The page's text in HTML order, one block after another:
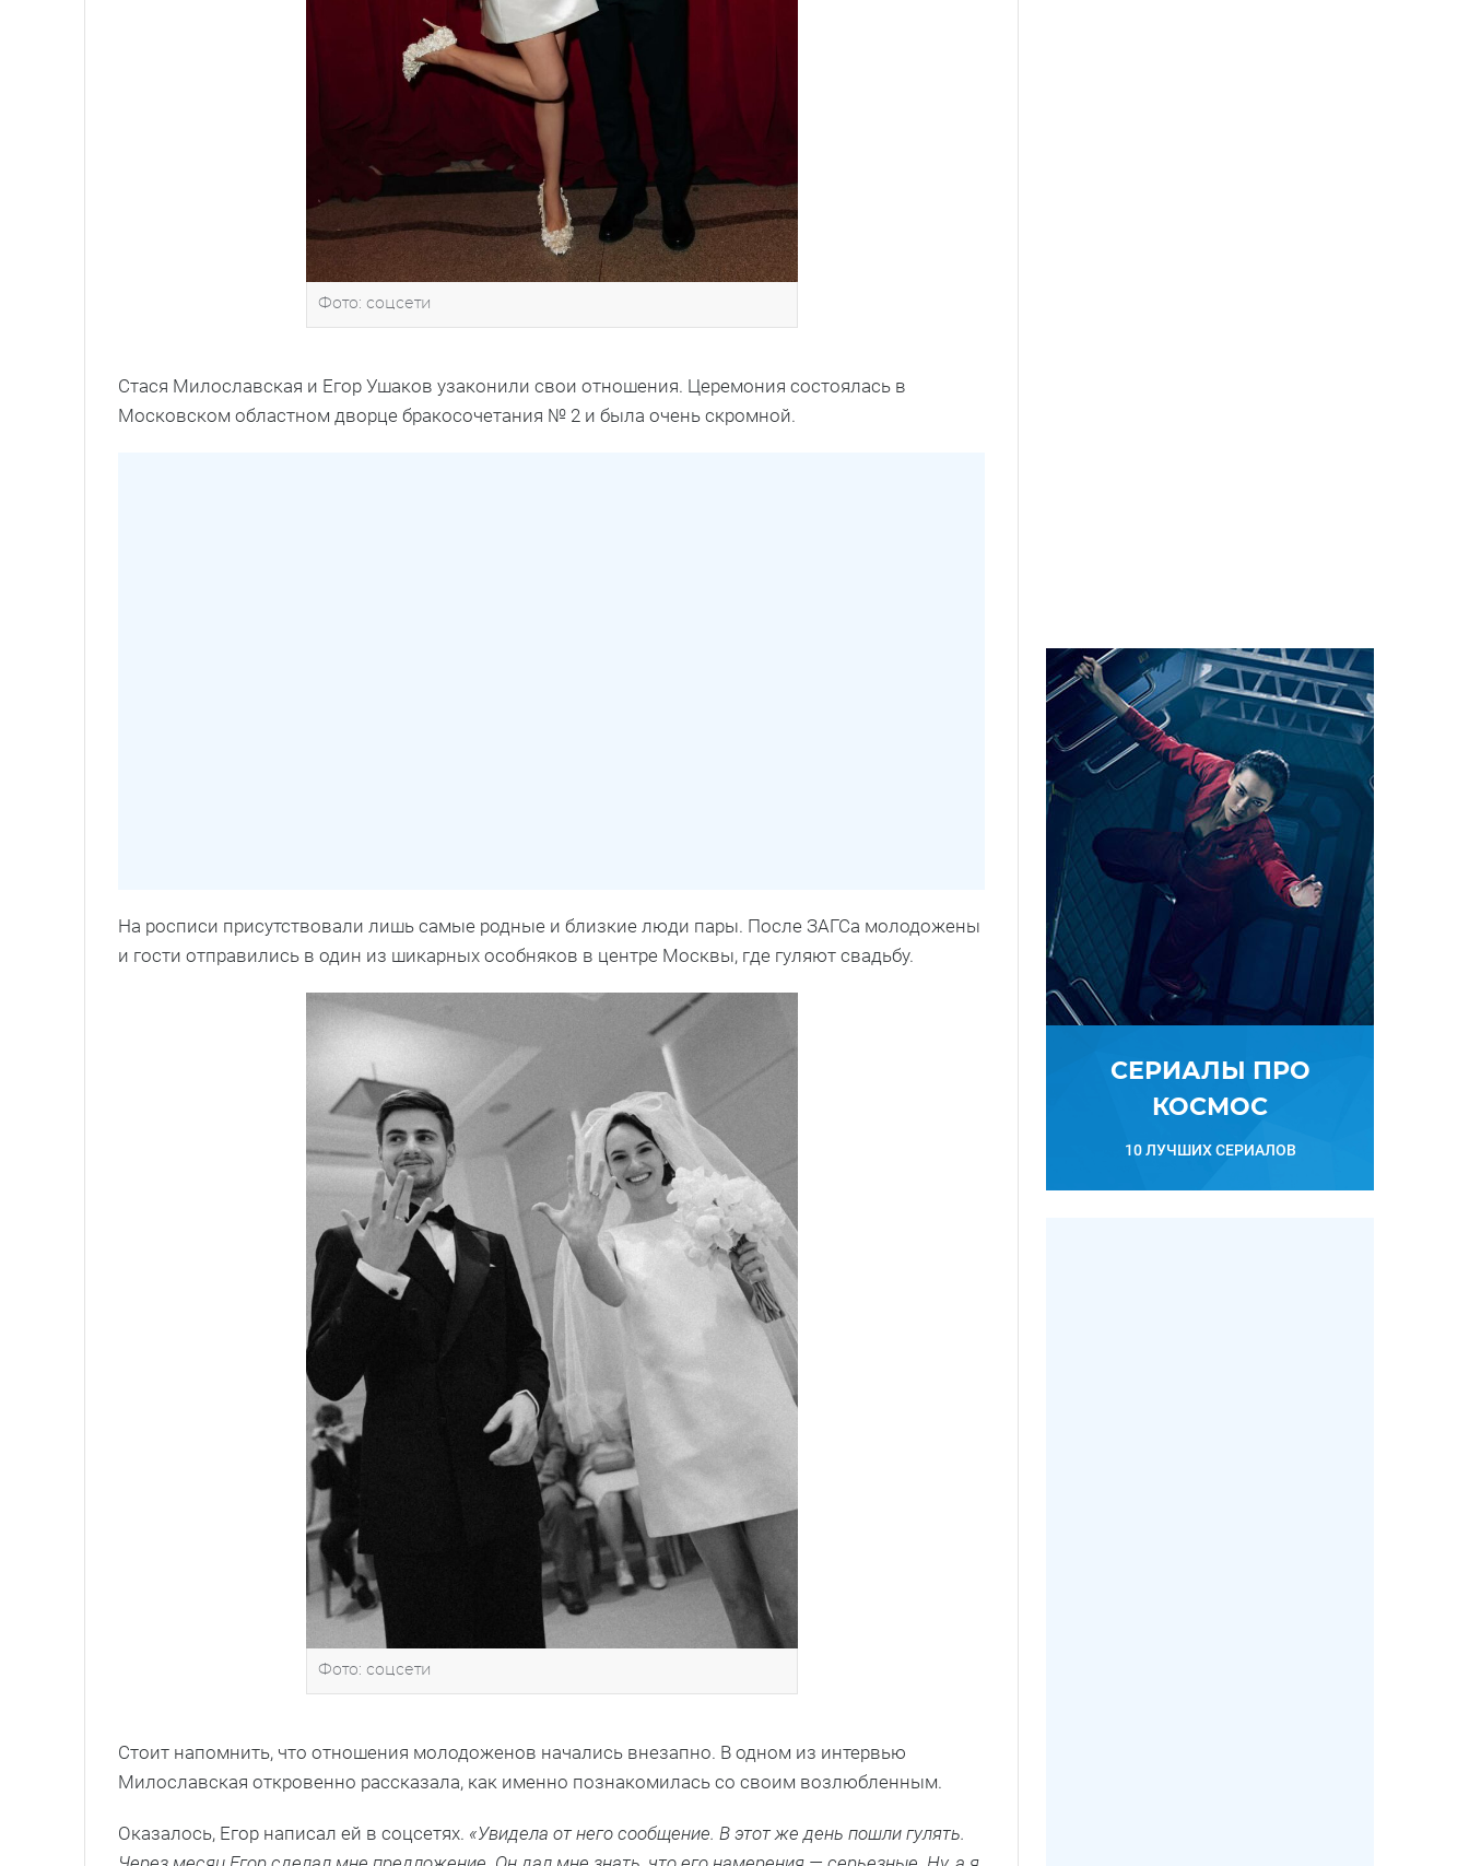
Фото: соцсети
Стася Милославская и Егор Ушаков узаконили свои отношения. Церемония состоялась в
Московском областном дворце бракосочетания № 2 и была очень скромной.
На росписи присутствовали лишь самые родные и близкие люди пары. После ЗАГСа молодожены
и гости отправились в один из шикарных особняков в центре Москвы, где гуляют свадьбу.
Фото: соцсети
Стоит напомнить, что отношения молодоженов начались внезапно. В одном из интервью
Милославская откровенно рассказала, как именно познакомилась со своим возлюбленным.
Оказалось, Егор написал ей в соцсетях. «Увидела от него сообщение. В этот же день пошли гулять.
СЕРИАЛЫ ПРО
КОСМОС
10 ЛУЧШИХ СЕРИАЛОВ